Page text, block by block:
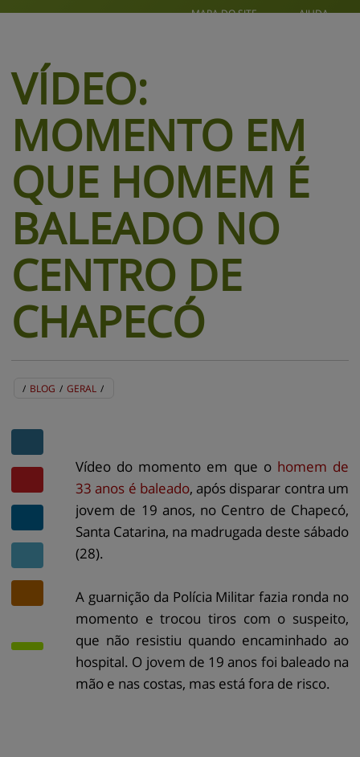
MAPA DO SITE AJUDA
VÍDEO:
MOMENTO EM
QUE HOMEM É
BALEADO NO
CENTRO DE
CHAPECÓ
/ BLOG / GERAL /
Vídeo do momento em que o homem de
33 anos é baleado, após disparar contra um
jovem de 19 anos, no Centro de Chapecó,
Santa Catarina, na madrugada deste sábado
(28).
A guarnição da Polícia Militar fazia ronda no
momento e trocou tiros com o suspeito,
que não resistiu quando encaminhado ao
hospital. O jovem de 19 anos foi baleado na
mão e nas costas, mas está fora de risco.